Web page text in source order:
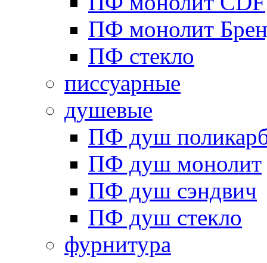
ПФ монолит
ПФ стекло
писсуарные
душевые
ПФ душ
ПФ душ монолит
ПФ душ сэндвич
ПФ душ стекло
фурнитура